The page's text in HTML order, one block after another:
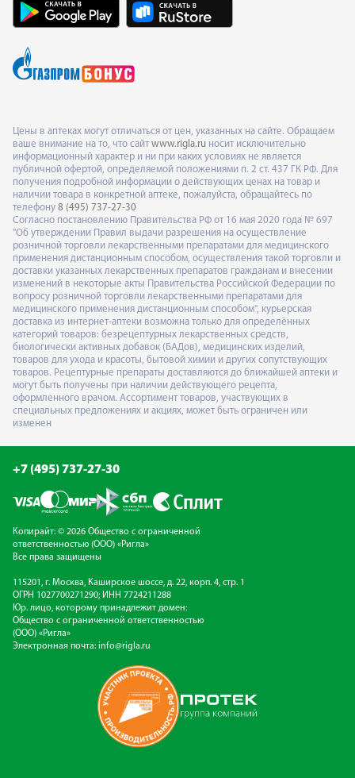
Цены в аптеках могут отличаться от цен, указанных на сайте. Обращаем
ваше внимание на то, что сайт www.rigla.ru носит исключительно
информационный характер и ни при каких условиях не является
публичной офертой, определяемой положениями п. 2 ст. 437 ГК РФ. Для
получения подробной информации о действующих ценах на товар и
наличии товара в конкретной аптеке, пожалуйста, обращайтесь по
телефону 8 (495) 737-27-30
Согласно постановлению Правительства РФ от 16 мая 2020 года № 697
"Об утверждении Правил выдачи разрешения на осуществление
розничной торговли лекарственными препаратами для медицинского
применения дистанционным способом, осуществления такой торговли и
доставки указанных лекарственных препаратов гражданам и внесении
изменений в некоторые акты Правительства Российской Федерации по
вопросу розничной торговли лекарственными препаратами для
медицинского применения дистанционным способом", курьерская
доставка из интернет-аптеки возможна только для определённых
категорий товаров: безрецептурных лекарственных средств,
биологически активных добавок (БАДов), медицинских изделий,
товаров для ухода и красоты, бытовой химии и других сопутствующих
товаров. Рецептурные препараты доставляются до ближайшей аптеки и
могут быть получены при наличии действующего рецепта,
оформленного врачом. Ассортимент товаров, участвующих в
специальных предложениях и акциях, может быть ограничен или
изменен
+7 (495) 737-27-30
Копирайт: © 2026 Общество с ограниченной
ответственностью (ООО) «Ригла»
Все права защищены
115201, г. Москва, Каширское шоссе, д. 22, корп. 4, стр. 1
ОГРН 1027700271290; ИНН 7724211288
Юр. лицо, которому принадлежит домен:
Общество с ограниченной ответственностью
(ООО) «Ригла»
Электронная почта: info@rigla.ru